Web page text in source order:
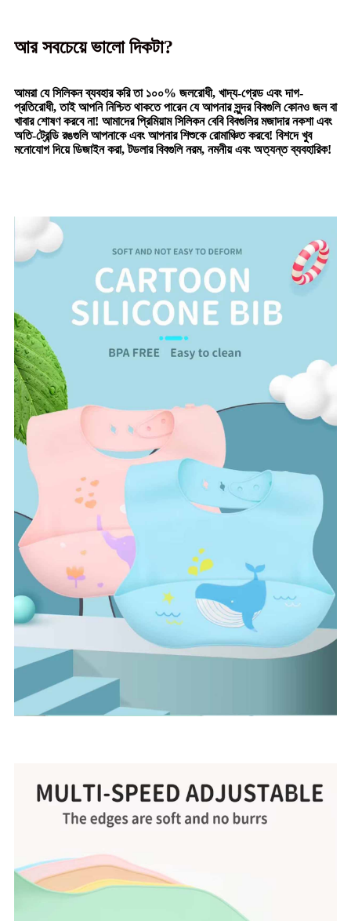
আর সবচেয়ে ভালো দিকটা?
আমরা যে সিলিকন ব্যবহার করি তা ১০০% জলরোধী, খাদ্য-গ্রেড এবং দাগ-
প্রতিরোধী, তাই আপনি নিশ্চিত থাকতে পারেন যে আপনার সুন্দর বিবগুলি কোনও জল বা
খাবার শোষণ করবে না! আমাদের প্রিমিয়াম সিলিকন বেবি বিবগুলির মজাদার নকশা এবং
অতি-ট্রেন্ডি রঙগুলি আপনাকে এবং আপনার শিশুকে রোমাঞ্চিত করবে! বিশদে খুব
মনোযোগ দিয়ে ডিজাইন করা, টডলার বিবগুলি নরম, নমনীয় এবং অত্যন্ত ব্যবহারিক!